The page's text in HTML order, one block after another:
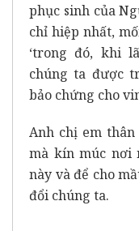
phục sinh của
chỉ hiệp nhất,
‘trong đó, khi
chúng ta được
bảo chứng cho
Anh chị em
mà kín múc nơi
này và để cho
đổi chúng ta.